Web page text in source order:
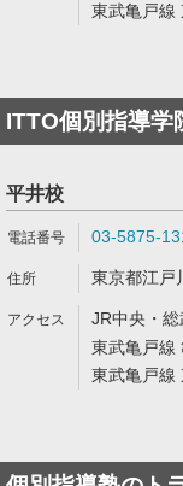
東武亀戸線
ITTO個別指導学
平井校
03-5875-
東京都江戸
JR中央・
東武亀戸線
東武亀戸線